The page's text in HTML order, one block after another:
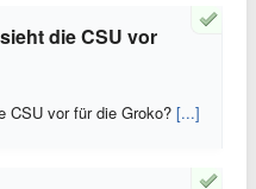
die CSU vor
CSU vor für die Groko? [...]